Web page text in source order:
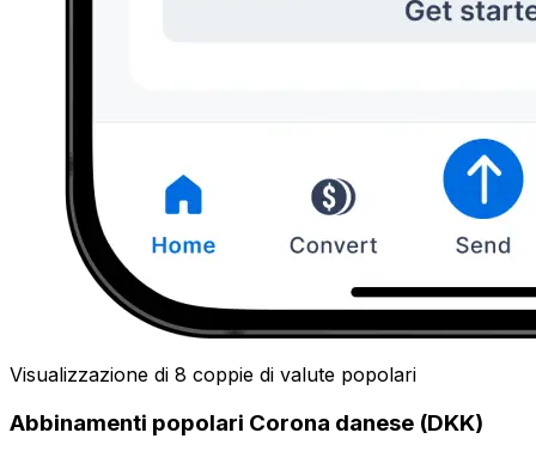
Visualizzazione di 8 coppie di valute popolari
Abbinamenti popolari Corona danese (DKK)